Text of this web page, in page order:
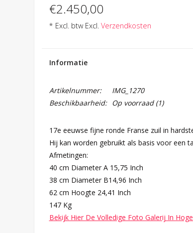
€2.450,00
* Excl. btw Excl. Verzendkosten
Informatie
Artikelnummer:
IMG_1270
Beschikbaarheid:
Op voorraad(1)
17e eeuwse fijne ronde Franse zuil in
Hij kan worden gebruikt als basis voor een
Afmetingen:
40 cm Diameter A 15,75 Inch
38 cm Diameter B14,96 Inch
62 cm Hoogte 24,41 Inch
147 Kg
Bekijk Hier De Volledige Foto Galerij In